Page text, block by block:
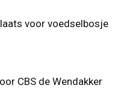
voor voedselbosje
CBS de Wendakker